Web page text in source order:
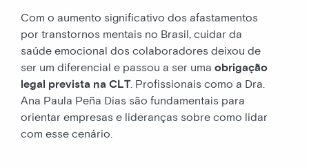
Com o aumento significativo dos afastamentos
por transtornos mentais no Brasil, cuidar da
saúde emocional dos colaboradores deixou de
ser um diferencial e passou a ser uma obrigação
legal prevista na CLT. Profissionais como a Dra.
Ana Paula Peña Dias são fundamentais para
orientar empresas e lideranças sobre como lidar
com esse cenário.